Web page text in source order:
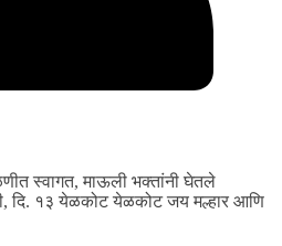
स्वागत, माऊली भक्तांनी घेतले
दि. १३ येळकोट येळकोट जय मल्हार आणि